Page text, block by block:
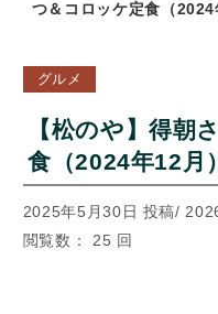
つ＆コロッケ定食（2024
グルメ
【松のや】得朝
食（2024年12月
2025年5月30日 投稿/
閲覧数： 25 回